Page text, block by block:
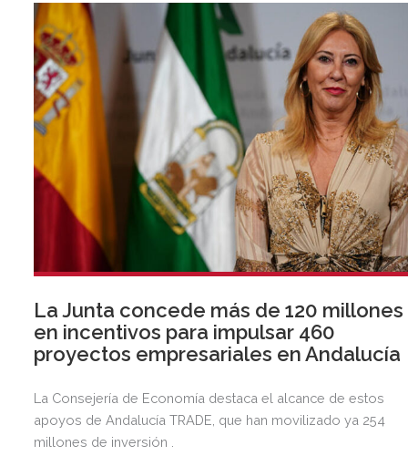
La Junta concede más de 120 millones
en incentivos para impulsar 460
proyectos empresariales en Andalucía
La Consejería de Economía destaca el alcance de estos
apoyos de Andalucía TRADE, que han movilizado ya 254
millones de inversión .